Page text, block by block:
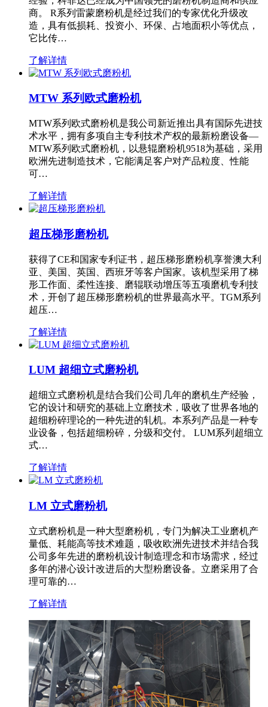
商。 R系列雷蒙磨粉机是经过我们的专家优化升级改
造，具有低损耗、投资小、环保、占地面积小等优点，
它比传…
了解详情
MTW 系列欧式磨粉机
MTW系列欧式磨粉机是我公司新近推出具有国际先进技
术水平，拥有多项自主专利技术产权的最新粉磨设备—
MTW系列欧式磨粉机，以悬辊磨粉机9518为基础，采用
欧洲先进制造技术，它能满足客户对产品粒度、性能
可…
了解详情
超压梯形磨粉机
获得了CE和国家专利证书，超压梯形磨粉机享誉澳大利
亚、美国、英国、西班牙等客户国家。该机型采用了梯
形工作面、柔性连接、磨辊联动增压等五项磨机专利技
术，开创了超压梯形磨粉机的世界最高水平。TGM系列
超压…
了解详情
LUM 超细立式磨粉机
超细立式磨粉机是结合我们公司几年的磨机生产经验，
它的设计和研究的基础上立磨技术，吸收了世界各地的
超细粉碎理论的一种先进的轧机。本系列产品是一种专
业设备，包括超细粉碎，分级和交付。 LUM系列超细立
式…
了解详情
LM 立式磨粉机
立式磨粉机是一种大型磨粉机，专门为解决工业磨机产
量低、耗能高等技术难题，吸收欧洲先进技术并结合我
公司多年先进的磨粉机设计制造理念和市场需求，经过
多年的潜心设计改进后的大型粉磨设备。立磨采用了合
理可靠的…
了解详情